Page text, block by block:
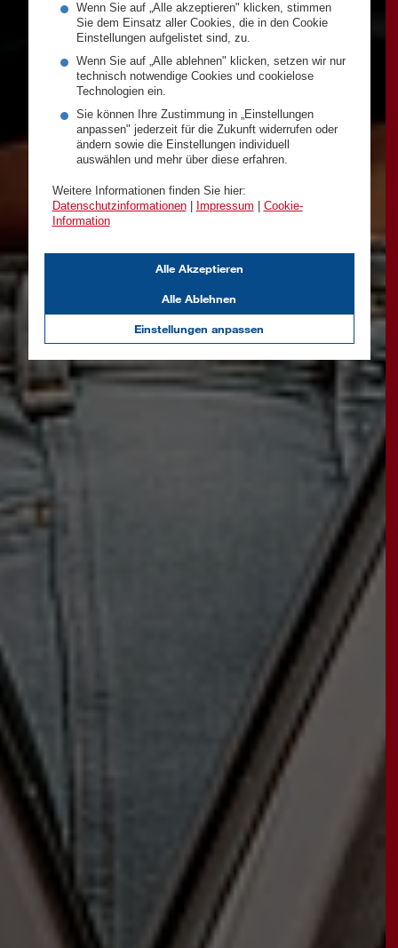
Wenn Sie auf „Alle akzeptieren" klicken, stimmen
Sie dem Einsatz aller Cookies, die in den Cookie
Einstellungen aufgelistet sind, zu.
Wenn Sie auf „Alle ablehnen" klicken, setzen wir nur
technisch notwendige Cookies und cookielose
Technologien ein.
Sie können Ihre Zustimmung in „Einstellungen
anpassen" jederzeit für die Zukunft widerrufen oder
ändern sowie die Einstellungen individuell
auswählen und mehr über diese erfahren.
Weitere Informationen finden Sie hier:
Datenschutzinformationen| Impressum
Cookie-
Information
Einstellungen anpassen
Alle Ablehnen
Alle Akzeptieren